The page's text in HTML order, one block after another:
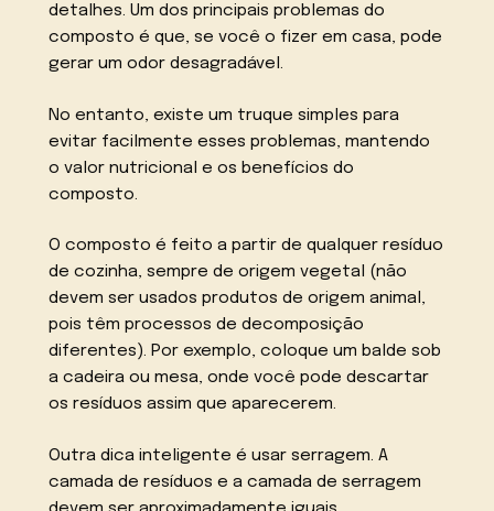
detalhes. Um dos principais problemas do
composto é que, se você o fizer em casa, pode
gerar um odor desagradável.
No entanto, existe um truque simples para
evitar facilmente esses problemas, mantendo
o valor nutricional e os benefícios do
composto.
O composto é feito a partir de qualquer resíduo
de cozinha, sempre de origem vegetal (não
devem ser usados produtos de origem animal,
pois têm processos de decomposição
diferentes). Por exemplo, coloque um balde sob
a cadeira ou mesa, onde você pode descartar
os resíduos assim que aparecerem.
Outra dica inteligente é usar serragem. A
camada de resíduos e a camada de serragem